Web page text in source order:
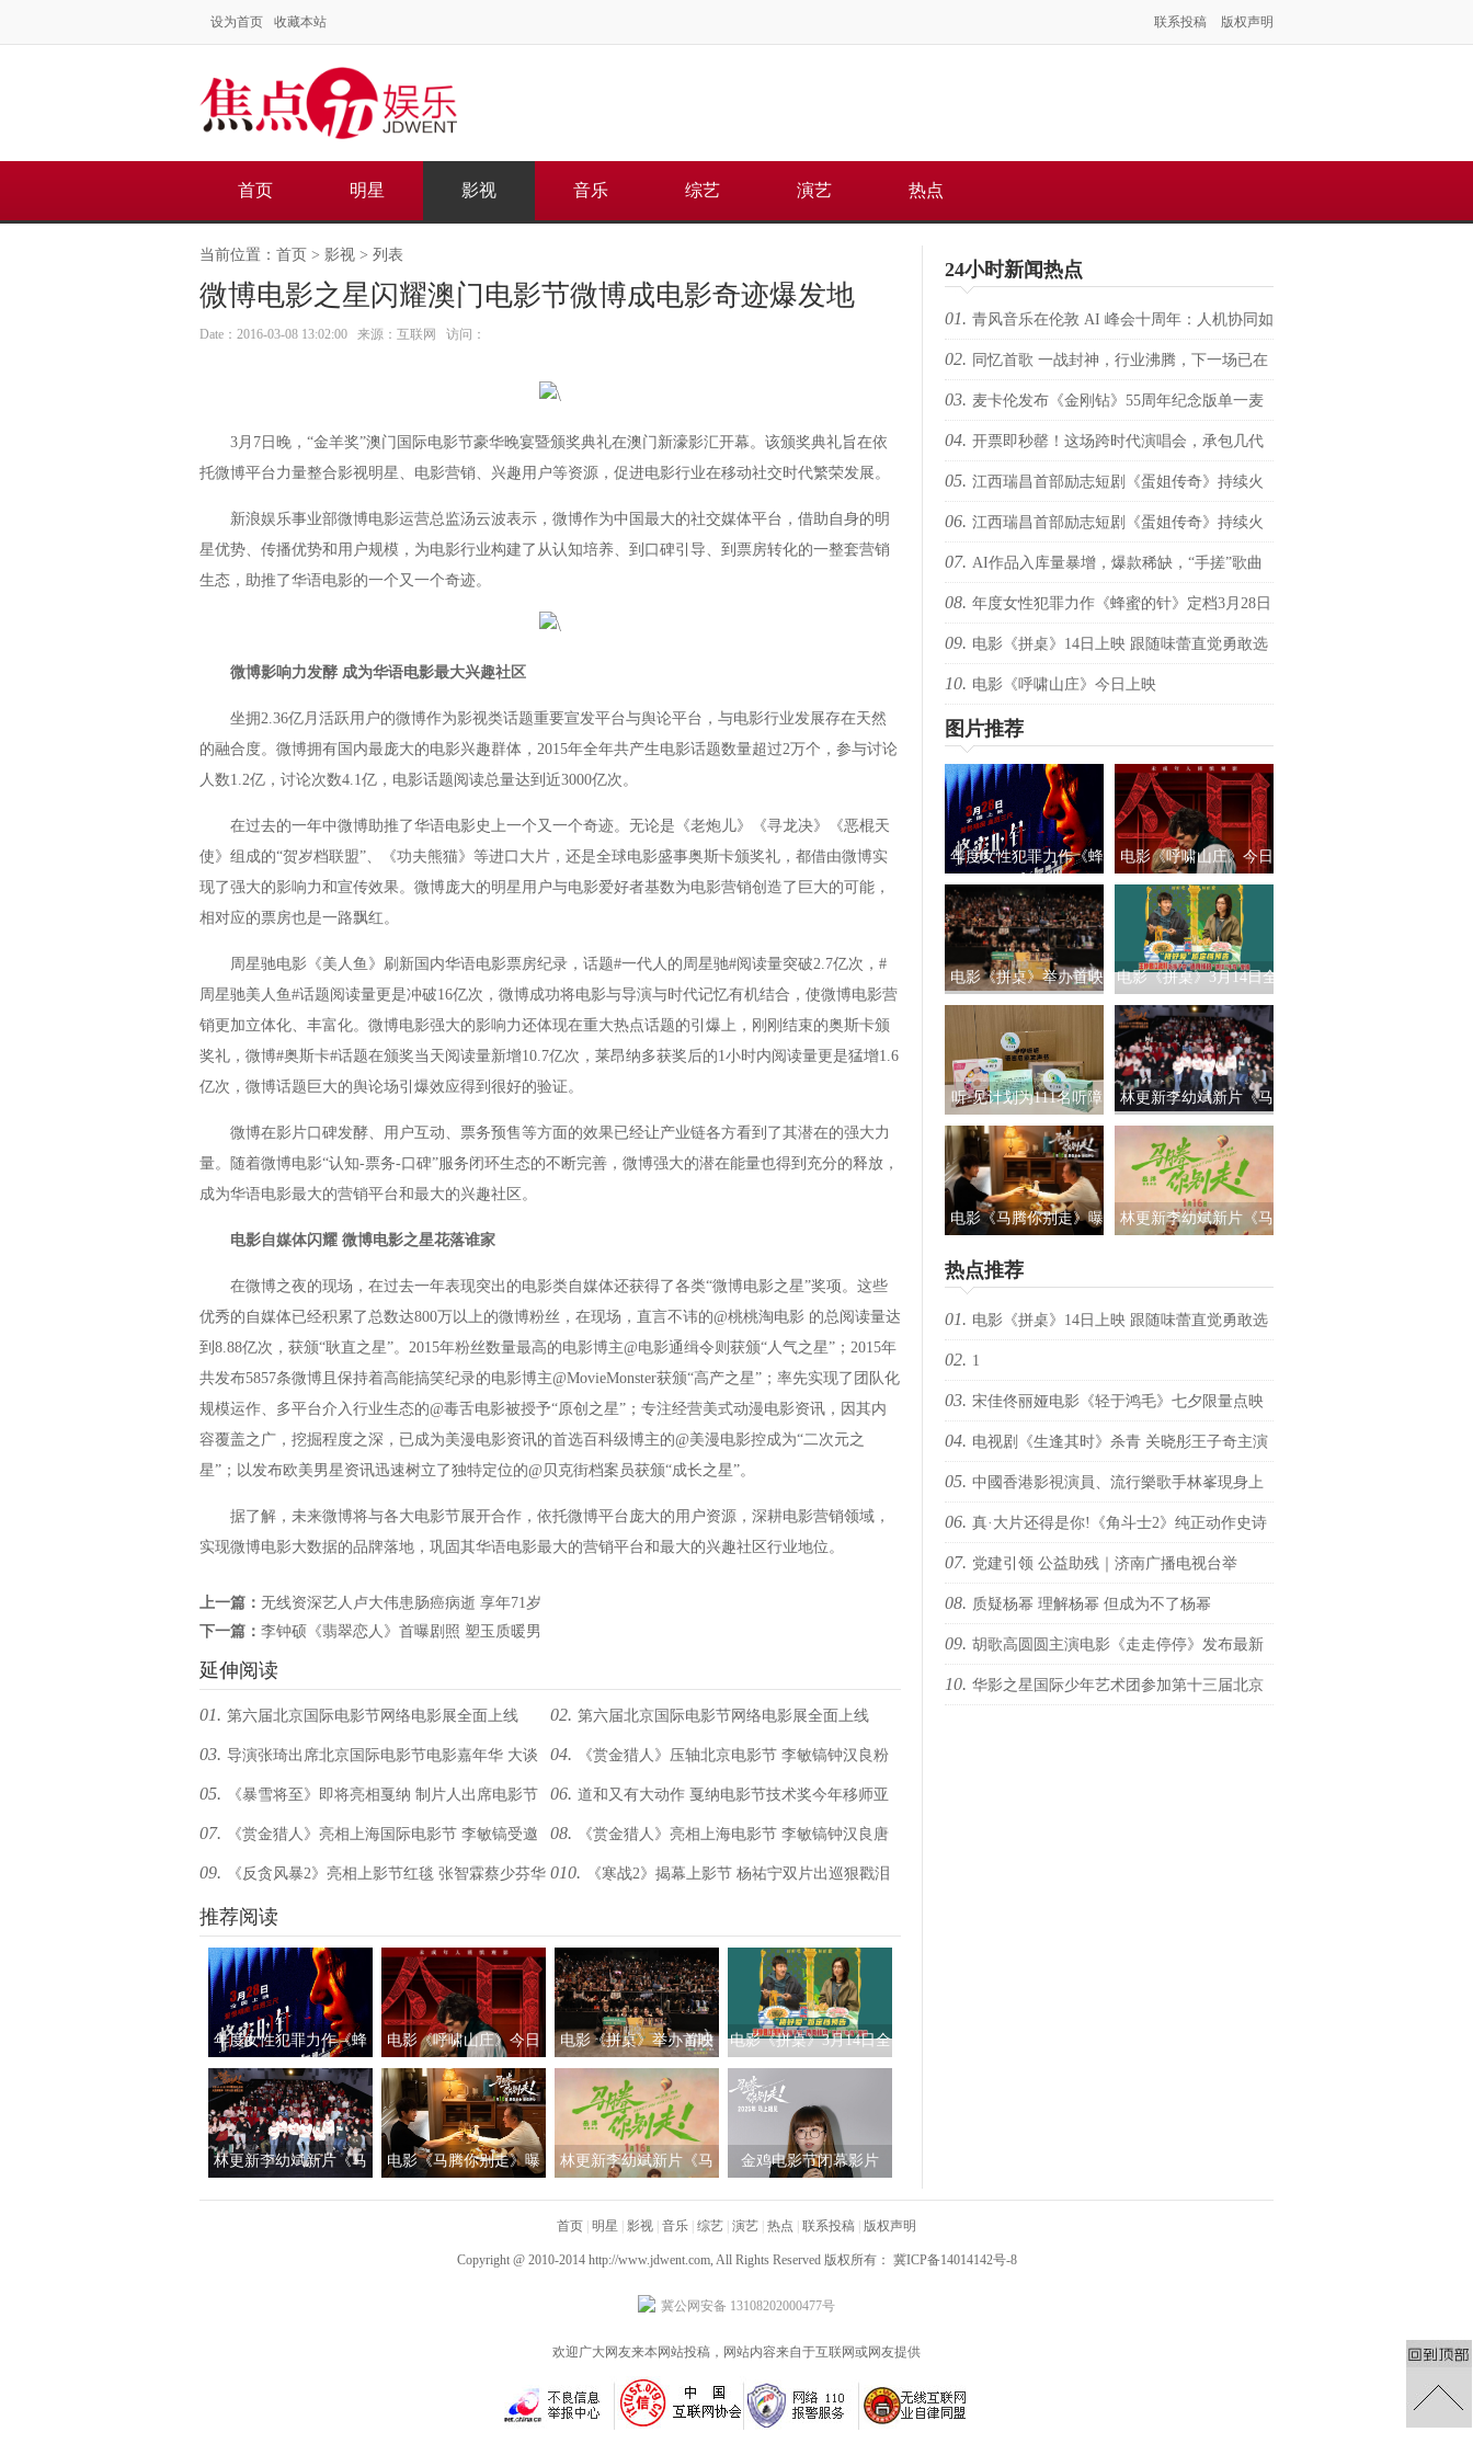
设为首页 收藏本站 联系投稿 版权声明
首页 明星 影视 音乐 综艺 演艺 热点
当前位置： 首页 > 影视 > 列表
微博电影之星闪耀澳门电影节微博成电影奇迹爆发地
Date：2016-03-08 13:02:00 来源：互联网 访问：
3月7日晚，“金羊奖”澳门国际电影节豪华晚宴暨颁奖典礼在澳门新濠影汇开幕。该颁奖典礼旨在依
托微博平台力量整合影视明星、电影营销、兴趣用户等资源，促进电影行业在移动社交时代繁荣发展。
新浪娱乐事业部微博电影运营总监汤云波表示，微博作为中国最大的社交媒体平台，借助自身的明
星优势、传播优势和用户规模，为电影行业构建了从认知培养、到口碑引导、到票房转化的一整套营销
生态，助推了华语电影的一个又一个奇迹。
微博影响力发酵 成为华语电影最大兴趣社区
坐拥2.36亿月活跃用户的微博作为影视类话题重要宣发平台与舆论平台，与电影行业发展存在天然
的融合度。微博拥有国内最庞大的电影兴趣群体，2015年全年共产生电影话题数量超过2万个，参与讨论
人数1.2亿，讨论次数4.1亿，电影话题阅读总量达到近3000亿次。
在过去的一年中微博助推了华语电影史上一个又一个奇迹。无论是《老炮儿》《寻龙决》《恶棍天
使》组成的“贺岁档联盟”、《功夫熊猫》等进口大片，还是全球电影盛事奥斯卡颁奖礼，都借由微博实
现了强大的影响力和宣传效果。微博庞大的明星用户与电影爱好者基数为电影营销创造了巨大的可能，
相对应的票房也是一路飘红。
周星驰电影《美人鱼》刷新国内华语电影票房纪录，话题#一代人的周星驰#阅读量突破2.7亿次，#
周星驰美人鱼#话题阅读量更是冲破16亿次，微博成功将电影与导演与时代记忆有机结合，使微博电影营
销更加立体化、丰富化。微博电影强大的影响力还体现在重大热点话题的引爆上，刚刚结束的奥斯卡颁
奖礼，微博#奥斯卡#话题在颁奖当天阅读量新增10.7亿次，莱昂纳多获奖后的1小时内阅读量更是猛增1.6
亿次，微博话题巨大的舆论场引爆效应得到很好的验证。
微博在影片口碑发酵、用户互动、票务预售等方面的效果已经让产业链各方看到了其潜在的强大力
量。随着微博电影“认知-票务-口碑”服务闭环生态的不断完善，微博强大的潜在能量也得到充分的释放，
成为华语电影最大的营销平台和最大的兴趣社区。
电影自媒体闪耀 微博电影之星花落谁家
在微博之夜的现场，在过去一年表现突出的电影类自媒体还获得了各类“微博电影之星”奖项。这些
优秀的自媒体已经积累了总数达800万以上的微博粉丝，在现场，直言不讳的@桃桃淘电影 的总阅读量达
到8.88亿次，获颁“耿直之星”。2015年粉丝数量最高的电影博主@电影通缉令则获颁“人气之星”；2015年
共发布5857条微博且保持着高能搞笑纪录的电影博主@MovieMonster获颁“高产之星”；率先实现了团队化
规模运作、多平台介入行业生态的@毒舌电影被授予“原创之星”；专注经营美式动漫电影资讯，因其内
容覆盖之广，挖掘程度之深，已成为美漫电影资讯的首选百科级博主的@美漫电影控成为“二次元之
星”；以发布欧美男星资讯迅速树立了独特定位的@贝克街档案员获颁“成长之星”。
据了解，未来微博将与各大电影节展开合作，依托微博平台庞大的用户资源，深耕电影营销领域，
实现微博电影大数据的品牌落地，巩固其华语电影最大的营销平台和最大的兴趣社区行业地位。
上一篇： 无线资深艺人卢大伟患肠癌病逝 享年71岁
下一篇： 李钟硕《翡翠恋人》首曝剧照 塑玉质暖男
延伸阅读
01. 第六届北京国际电影节网络电影展全面上线 02. 第六届北京国际电影节网络电影展全面上线
03. 导演张琦出席北京国际电影节电影嘉年华 大谈
电影运作创新
04. 《赏金猎人》压轴北京电影节 李敏镐钟汉良粉
红互动引爆全场
05. 《暴雪将至》即将亮相戛纳 制片人出席电影节
发布会
06. 道和又有大动作 戛纳电影节技术奖今年移师亚
洲（中国）
07. 《赏金猎人》亮相上海国际电影节 李敏镐受邀
出席红毯
08. 《赏金猎人》亮相上海电影节 李敏镐钟汉良唐
嫣红毯帅气“开枪”启动路演
09. 《反贪风暴2》亮相上影节红毯 张智霖蔡少芬华
丽登场魅力十足
010. 《寒战2》揭幕上影节 杨祐宁双片出巡狠戳泪
推荐阅读
年度女性犯罪力作《蜂
蜜的针》定档3月28日
绝版影后阵容癫
电影《呼啸山庄》今日
上映
电影《拼桌》举办首映
礼及路演 白色情人节相
约搭子稳稳幸福
电影《拼桌》3月14日全
国上映 饭张力拉满独属
于老吃家的烟火浪漫
林更新李幼斌新片《马
电影《马腾你别走》曝
生“新地图”
林更新李幼斌新片《马
金鸡电影节闭幕影片
映 好评如潮笑泪齐飞
2025见
24小时新闻热点
01. 青风音乐在伦敦 AI 峰会十周年：人机协同如
何重塑虚拟音乐 IP 全球化路径？
02. 同忆首歌 一战封神，行业沸腾，下一场已在
路上
03. 麦卡伦发布《金刚钻》55周年纪念版单一麦
芽苏格兰威士忌 致敬007银幕传奇，续写匠心与
电影的交融
04. 开票即秒罄！这场跨时代演唱会，承包几代
人的回忆
05. 江西瑞昌首部励志短剧《蛋姐传奇》持续火
爆！双平台数据刷新纪录，见证本土力量
06. 江西瑞昌首部励志短剧《蛋姐传奇》持续火
爆！双平台数据刷新纪录，见证本土力量
07. AI作品入库量暴增，爆款稀缺，“手搓”歌曲
还有优势吗？青风音乐 SXSW 圆桌实录
08. 年度女性犯罪力作《蜂蜜的针》定档3月28日
绝版影后阵容癫
09. 电影《拼桌》14日上映 跟随味蕾直觉勇敢选
择心之所向
10. 电影《呼啸山庄》今日上映
图片推荐
年度女性犯罪力作《蜂
蜜的针》定档3月28日
绝版影后阵容癫
电影《呼啸山庄》今日
上映
电影《拼桌》举办首映
礼及路演 白色情人节相
约搭子稳稳幸福
电影《拼桌》3月14日全
国上映 饭张力拉满独属
于老吃家的烟火浪漫
听·见计划为111名听障
儿童送上新年声音礼
包：让每一次表达都有
回响
林更新李幼斌新片《马
腾你别走》首映礼 笑泪
齐飞获全龄段共鸣好评
电影《马腾你别走》曝
新李幼斌组团勇闯人
生“新地图”
林更新李幼斌新片《马
热点推荐
01. 电影《拼桌》14日上映 跟随味蕾直觉勇敢选
择心之所向
02. 1
03. 宋佳佟丽娅电影《轻于鸿毛》七夕限量点映
04. 电视剧《生逢其时》杀青 关晓彤王子奇主演
05. 中國香港影視演員、流行樂歌手林峯現身上
海ifc商場 點亮「繽紛歐普藝術樂園」開幕儀式
06. 真·大片还得是你!《角斗士2》纯正动作史诗
style席卷大银幕
07. 党建引领 公益助残｜济南广播电视台举
办“聚光”公益观影活动
08. 质疑杨幂 理解杨幂 但成为不了杨幂
09. 胡歌高圆圆主演电影《走走停停》发布最新
预告 狂野一家上演劲爆日常
10. 华影之星国际少年艺术团参加第十三届北京
首页 明星 影视 音乐 综艺 演艺 热点 联系投稿 版权声明
Copyright @ 2010-2014 http://www.jdwent.com, All Rights Reserved 版权所有： 冀ICP备14014142号-8
冀公网安备 13108202000477号
欢迎广大网友来本网站投稿，网站内容来自于互联网或网友提供